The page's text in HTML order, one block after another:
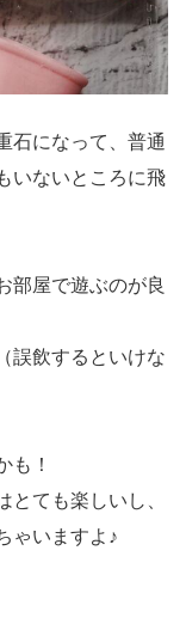
石になって、普通
いないところに飛
部屋で遊ぶのが良
誤飲するといけな
も！
とても楽しいし、
ゃいますよ♪